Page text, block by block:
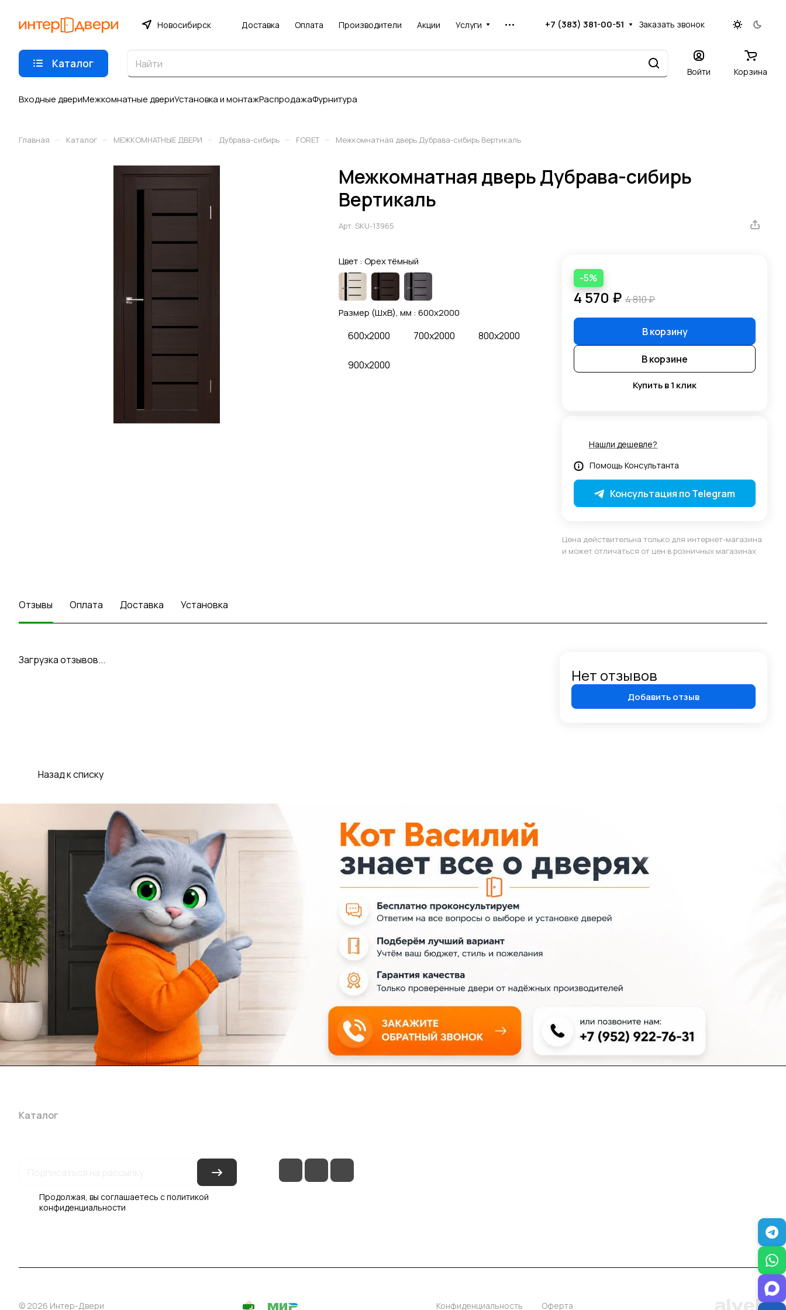
Новосибирск Доставка Оплата Производители Акции Услуги +7 (383) 381-00-51 Заказать звонок
Каталог
Войти Корзина
Входные двериМежкомнатные двериУстановка и монтажРаспродажаФурнитура
Главная – Каталог – МЕЖКОМНАТНЫЕ ДВЕРИ – Дубрава-сибирь – FORET – Межкомнатная дверь Дубрава-сибирь Вертикаль
Межкомнатная дверь Дубрава-сибирь
Вертикаль
Арт. SKU-13965
Цвет : Орех тёмный
Размер (ШхВ), мм : 600x2000
600x2000 700x2000 800x2000
900x2000
-5%
4 570 ₽ 4 810 ₽
В корзину
В корзине
Купить в 1 клик
Нашли дешевле?
Помощь Консультанта
Консультация по Telegram
Цена действительна только для интернет-магазина
и может отличаться от цен в розничных магазинах
Отзывы Оплата Доставка Установка
Загрузка отзывов...
Нет отзывов
Добавить отзыв
Назад к списку
Каталог
Продолжая, вы соглашаетесь сполитикой
конфиденциальности
© 2026 Интер-Двери Конфиденциальность Оферта